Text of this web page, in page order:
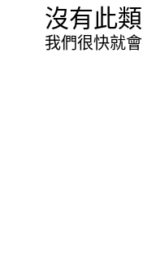
沒有此
我們很快就